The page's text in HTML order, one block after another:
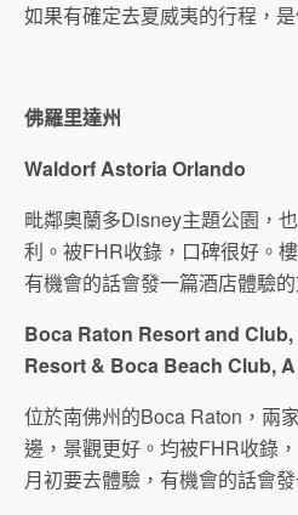
如果有確定去夏威夷的行程，
佛羅里達州
Waldorf Astoria Orlando
毗鄰奧蘭多Disney主題公園，
利。被FHR收錄，口碑很好。
有機會的話會發一篇酒店體驗的
Boca Raton Resort and
Resort & Boca Beach Club,
位於南佛州的Boca Raton，兩
邊，景觀更好。均被FHR收錄
月初要去體驗，有機會的話會